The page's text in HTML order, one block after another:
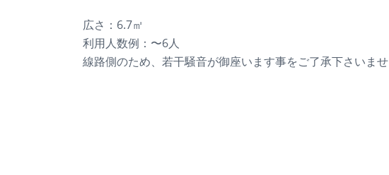
広さ：6.7㎡
利用人数例：〜6人
線路側のため、若干騒音が御座います事をご了承下さいませ